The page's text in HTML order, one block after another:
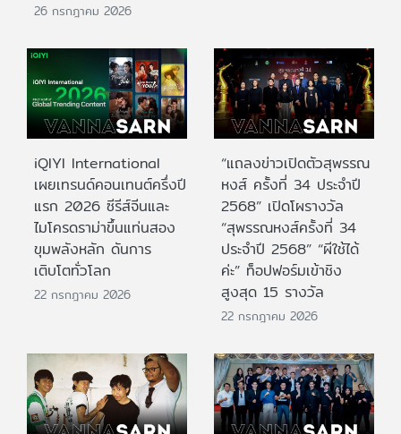
26 กรกฎาคม 2026
iQIYI International
เผยเทรนด์คอนเทนต์ครึ่งปี
แรก 2026 ซีรีส์จีนและ
ไมโครดราม่าขึ้นแท่นสอง
ขุมพลังหลัก ดันการ
เติบโตทั่วโลก
22 กรกฎาคม 2026
“แถลงข่าวเปิดตัวสุพรรณ
หงส์ ครั้งที่ 34 ประจำปี
2568” เปิดโผรางวัล
“สุพรรณหงส์ครั้งที่ 34
ประจำปี 2568” “ผีใช้ได้
ค่ะ” ท็อปฟอร์มเข้าชิง
สูงสุด 15 รางวัล
22 กรกฎาคม 2026